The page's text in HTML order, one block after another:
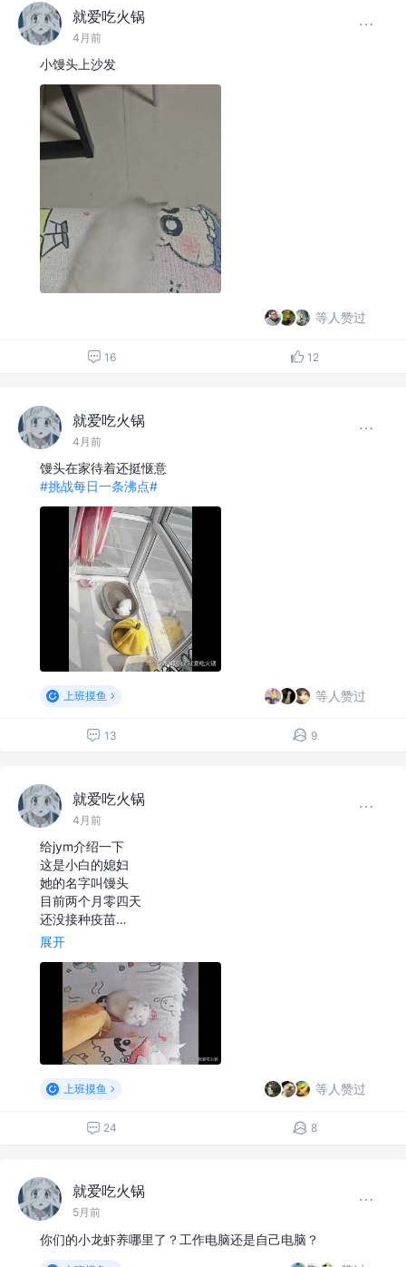
就爱吃火锅
4月前
小馒头上沙发
等人赞过
16 12
就爱吃火锅
4月前
馒头在家待着还挺惬意
#挑战每日一条沸点#
上班摸鱼 等人赞过
13 9
就爱吃火锅
4月前
给jym介绍一下
这是小白的媳妇
她的名字叫馒头
目前两个月零四天
还没接种疫苗…
展开
上班摸鱼 等人赞过
24 8
就爱吃火锅
5月前
你们的小龙虾养哪里了？工作电脑还是自己电脑？